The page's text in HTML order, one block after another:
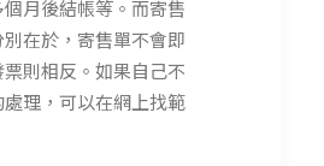
月後結帳等。而寄售
在於，寄售單不會即
則相反。如果自己不
理，可以在網上找範